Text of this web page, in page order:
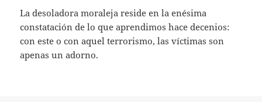
La desoladora moraleja reside en la enésima
constatación de lo que aprendimos hace decenios:
con este o con aquel terrorismo, las víctimas son
apenas un adorno.